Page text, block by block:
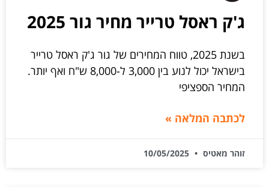
ג'ק ראסל טרייר מחיר גור 2025
בשנת 2025, טווח המחירים של גור ג'ק ראסל טרייר
בישראל יכול לנוע בין 3,000 ל-8,000 ש"ח ואף יותר.
המחיר הספציפי
לכתבה המלאה »
זוהר מאטיס